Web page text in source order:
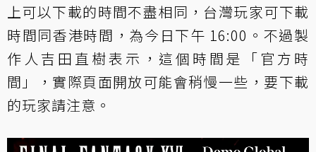
上可以下載的時間不盡相同，台灣玩家可下載
時間同香港時間，為今日下午 16:00。不過製
作人吉田直樹表示，這個時間是「官方時
間」，實際頁面開放可能會稍慢一些，要下載
的玩家請注意。